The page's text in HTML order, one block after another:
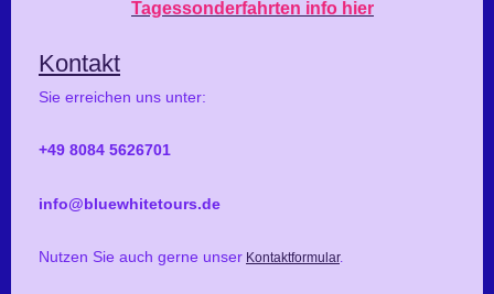
Tagessonderfahrten info hier
Kontakt
Sie erreichen uns unter:
+49 8084 5626701
info@bluewhitetours.de
Nutzen Sie auch gerne unser Kontaktformular.